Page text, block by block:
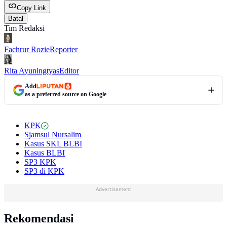
Copy Link
Batal
Tim Redaksi
Fachrur RozieReporter
Rita AyuningtyasEditor
Add
as a preferred source on Google
KPK
Sjamsul Nursalim
Kasus SKL BLBI
Kasus BLBI
SP3 KPK
SP3 di KPK
Advertisement
Rekomendasi